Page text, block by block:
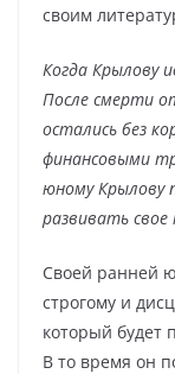
своим
Когда Крылову
После смерти
остались без
финансовыми
юному Крылову
развивать
Своей ранней
строгому и
который будет
В то время он